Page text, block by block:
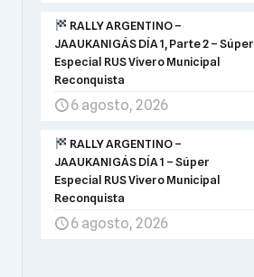
RALLY ARGENTINO –
JAAUKANIGÁS DÍA 1, Parte 2 – Súper
Especial RUS Vivero Municipal
Reconquista
6 agosto, 2026
RALLY ARGENTINO –
JAAUKANIGÁS DÍA 1 – Súper
Especial RUS Vivero Municipal
Reconquista
6 agosto, 2026